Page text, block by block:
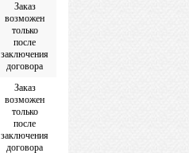
Заказ
возможен
только
после
заключения
договора
Заказ
возможен
только
после
заключения
договора